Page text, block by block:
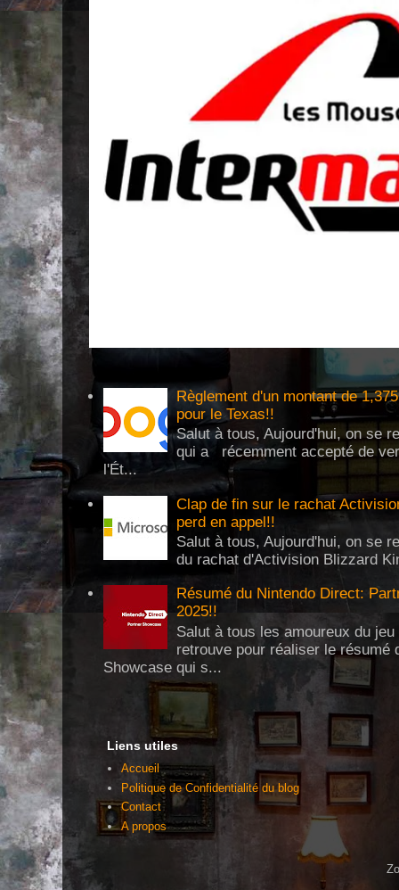
Règlement d'un montant de
pour le Texas!!
Salut à tous, Aujourd'hui, on se
qui a récemment accepté de
l'Ét...
Clap de fin sur le rachat
perd en appel!!
Salut à tous, Aujourd'hui, on se
du rachat d'Activision Blizzard
Résumé du Nintendo Direct:
2025!!
Salut à tous les amoureux du
retrouve pour réaliser le résumé
Showcase qui s...
Liens utiles
Accueil
Politique de Confidentialité du blog
Contact
A propos